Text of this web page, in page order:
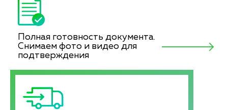
Полная готовность документа.
Снимаем фото и видео для
подтверждения